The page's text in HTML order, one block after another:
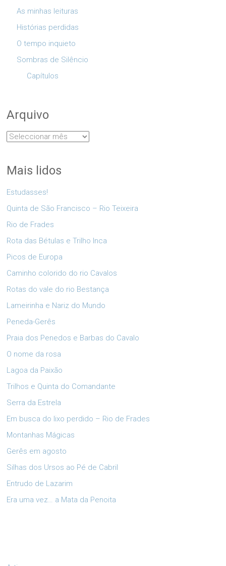
As minhas leituras
Histórias perdidas
O tempo inquieto
Sombras de Silêncio
Capítulos
Arquivo
Arquivo
Mais lidos
Estudasses!
Quinta de São Francisco – Rio Teixeira
Rio de Frades
Rota das Bétulas e Trilho Inca
Picos de Europa
Caminho colorido do rio Cavalos
Rotas do vale do rio Bestança
Lameirinha e Nariz do Mundo
Peneda-Gerês
Praia dos Penedos e Barbas do Cavalo
O nome da rosa
Lagoa da Paixão
Trilhos e Quinta do Comandante
Serra da Estrela
Em busca do lixo perdido – Rio de Frades
Montanhas Mágicas
Gerês em agosto
Silhas dos Ursos ao Pé de Cabril
Entrudo de Lazarim
Era uma vez… a Mata da Penoita